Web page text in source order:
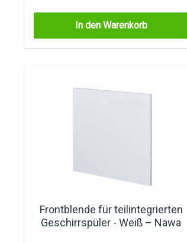
In den Warenkorb
Frontblende für teilintegrierten
Geschirrspüler - Weiß – Nawa